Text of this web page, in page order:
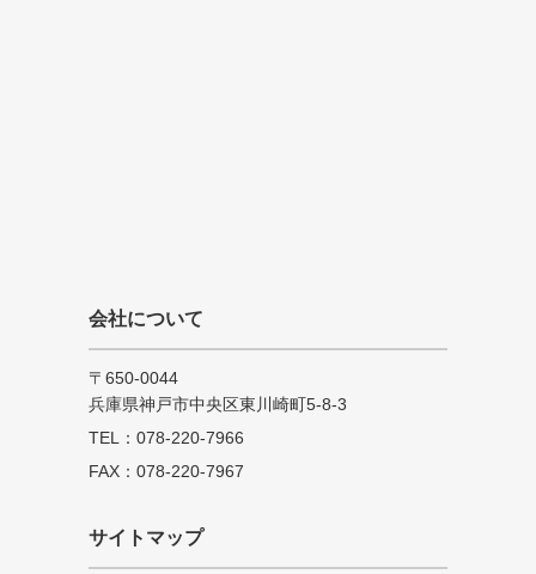
会社について
〒650-0044
兵庫県神戸市中央区東川崎町5-8-3
TEL：078-220-7966
FAX：078-220-7967
サイトマップ